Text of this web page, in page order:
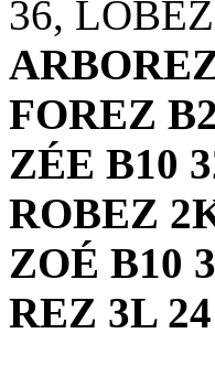
36,
FOREZ
ZÉE B10
ROBEZ
ZOÉ B10
REZ 3L 24